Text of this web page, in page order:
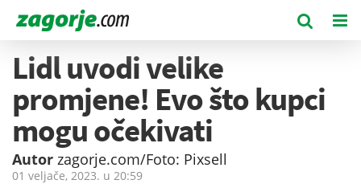
Lidl uvodi velike
promjene! Evo što kupci
mogu očekivati
Autor zagorje.com/Foto: Pixsell
01 veljače, 2023. u 20:59